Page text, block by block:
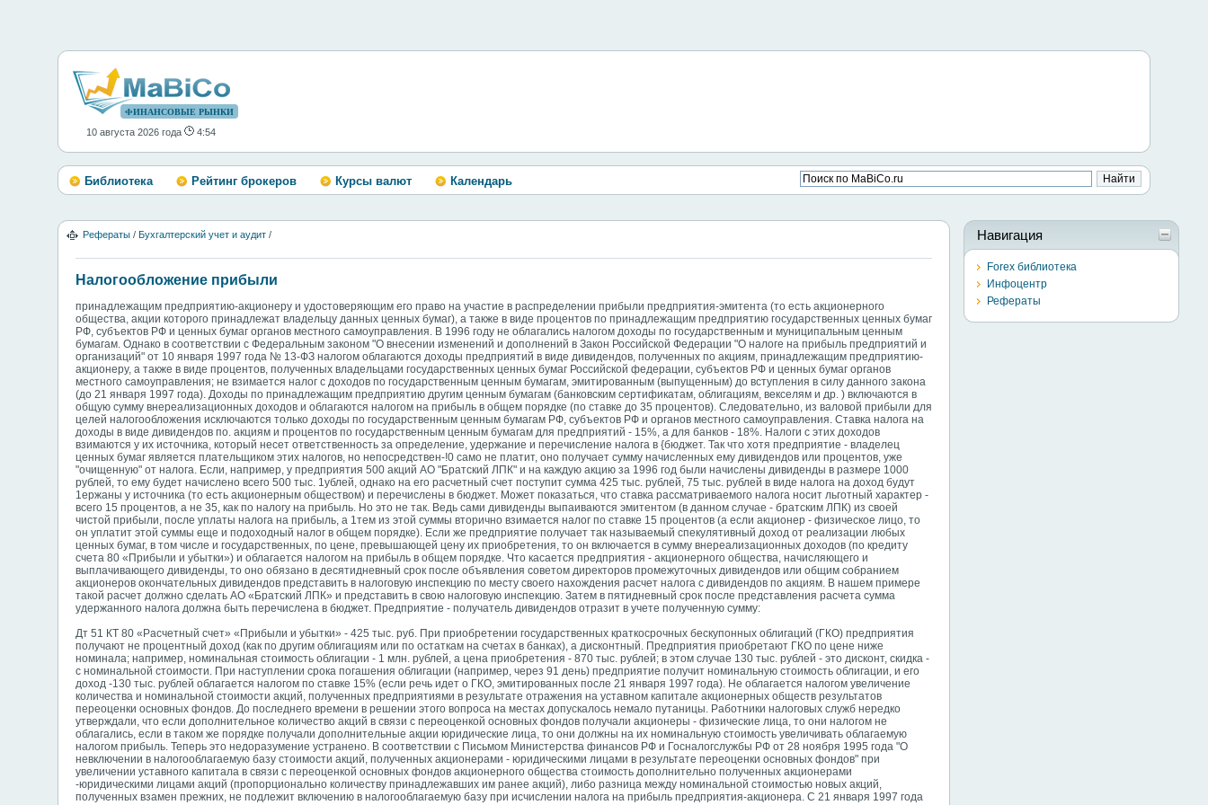
ФИНАНСОВЫЕ РЫНКИ
10 августа 2026 года 4:54
Библиотека Рейтинг брокеров Курсы валют Календарь
Рефераты / Бухгалтерский учет и аудит /
Налогообложение прибыли
принадлежащим предприятию-акционеру и удостоверяющим его право на участие в распределении прибыли предприятия-эмитента (то есть акционерного
общества, акции которого принадлежат владельцу данных ценных бумаг), а также в виде процентов по принадлежащим предприятию государственных ценных бумаг
РФ, субъектов РФ и ценных бумаг органов местного самоуправления. В 1996 году не облагались налогом доходы по государственным и муниципальным ценным
бумагам. Однако в соответствии с Федеральным законом "О внесении изменений и дополнений в Закон Российской Федерации "О налоге на прибыль предприятий и
организаций" от 10 января 1997 года № 13-ФЗ налогом облагаются доходы предприятий в виде дивидендов, полученных по акциям, принадлежащим предприятию-
акционеру, а также в виде процентов, полученных владельцами государственных ценных бумаг Российской федерации, субъектов РФ и ценных бумаг органов
местного самоуправления; не взимается налог с доходов по государственным ценным бумагам, эмитированным (выпущенным) до вступления в силу данного закона
(до 21 января 1997 года). Доходы по принадлежащим предприятию другим ценным бумагам (банковским сертификатам, облигациям, векселям и др. ) включаются в
общую сумму внереализационных доходов и облагаются налогом на прибыль в общем порядке (по ставке до 35 процентов). Следовательно, из валовой прибыли для
целей налогообложения исключаются только доходы по государственным ценным бумагам РФ, субъектов РФ и органов местного самоуправления. Ставка налога на
доходы в виде дивидендов по. акциям и процентов по государственным ценным бумагам для предприятий - 15%, а для банков - 18%. Налоги с этих доходов
взимаются у их источника, который несет ответственность за определение, удержание и перечисление налога в {бюджет. Так что хотя предприятие - владелец
ценных бумаг является плательщиком этих налогов, но непосредствен-!0 само не платит, оно получает сумму начисленных ему дивидендов или процентов, уже
"очищенную" от налога. Если, например, у предприятия 500 акций АО "Братский ЛПК" и на каждую акцию за 1996 год были начислены дивиденды в размеpe 1000
рублей, то ему будет начислено всего 500 тыс. 1ублей, однако на его расчетный счет поступит сумма 425 тыс. рублей, 75 тыс. рублей в виде налога на доход будут
1ержаны у источника (то есть акционерным обществом) и перечислены в бюджет. Может показаться, что ставка рассматриваемого налога носит льготный характер -
всего 15 процентов, а не 35, как по налогу на прибыль. Но это не так. Ведь сами дивиденды выпаиваются эмитентом (в данном случае - братским ЛПК) из своей
чистой прибыли, после уплаты налога на прибыль, а 1тем из этой суммы вторично взимается налог по ставке 15 процентов (а если акционер - физическое лицо, то
он уплатит этой суммы еще и подоходный налог в общем порядке). Если же предприятие получает так называемый спекулятивный доход от реализации любых
ценных бумаг, в том числе и государственных, по цене, превышающей цену их приобретения, то он включается в сумму внереализационных доходов (по кредиту
счета 80 «Прибыли и убытки») и облагается налогом на прибыль в общем порядке. Что касается предприятия - акционерного общества, начисляющего и
выплачивающего дивиденды, то оно обязано в десятидневный срок после объявления советом директоров промежуточных дивидендов или общим собранием
акционеров окончательных дивидендов представить в налоговую инспекцию по месту своего нахождения расчет налога с дивидендов по акциям. В нашем примере
такой расчет должно сделать АО «Братский ЛПК» и представить в свою налоговую инспекцию. Затем в пятидневный срок после представления расчета сумма
удержанного налога должна быть перечислена в бюджет. Предприятие - получатель дивидендов отразит в учете полученную сумму:
Дт 51 КТ 80 «Расчетный счет» «Прибыли и убытки» - 425 тыс. руб. При приобретении государственных краткосрочных бескупонных облигаций (ГКО) предприятия
получают не процентный доход (как по другим облигациям или по остаткам на счетах в банках), а дисконтный. Предприятия приобретают ГКО по цене ниже
номинала; например, номинальная стоимость облигации - 1 млн. рублей, а цена приобретения - 870 тыс. рублей; в этом случае 130 тыс. рублей - это дисконт, скидка -
с номинальной стоимости. При наступлении срока погашения облигации (например, через 91 день) предприятие получит номинальную стоимость облигации, и его
доход -130 тыс. рублей облагается налогом по ставке 15% (если речь идет о ГКО, эмитированных после 21 января 1997 года). Не облагается налогом увеличение
количества и номинальной стоимости акций, полученных предприятиями в результате отражения на уставном капитале акционерных обществ результатов
переоценки основных фондов. До последнего времени в решении этого вопроса на местах допускалось немало путаницы. Работники налоговых служб нередко
утверждали, что если дополнительное количество акций в связи с переоценкой основных фондов получали акционеры - физические лица, то они налогом не
облагались, если в таком же порядке получали дополнительные акции юридические лица, то они должны на их номинальную стоимость увеличивать облагаемую
налогом прибыль. Теперь это недоразумение устранено. В соответствии с Письмом Министерства финансов РФ и Госналогслужбы РФ от 28 ноября 1995 года "О
невключении в налогооблагаемую базу стоимости акций, полученных акционерами - юридическими лицами в результате переоценки основных фондов" при
увеличении уставного капитала в связи с переоценкой основных фондов акционерного общества стоимость дополнительно полученных акционерами
-юридическими лицами акций (пропорционально количеству принадлежавших им ранее акций), либо разница между номинальной стоимостью новых акций,
полученных взамен прежних, не подлежит включению в налогооблагаемую базу при исчислении налога на прибыль предприятия-акционера. С 21 января 1997 года
Навигация
Forex библиотека
Инфоцентр
Рефераты